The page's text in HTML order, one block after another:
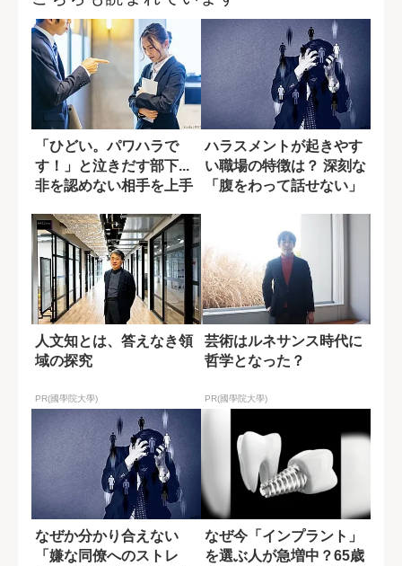
「ひどい。パワハラで
す！」と泣きだす部下...
非を認めない相手を上手
ハラスメントが起きやす
い職場の特徴は？ 深刻な
「腹をわって話せない」
人文知とは、答えなき領
域の探究
PR(國學院大學)
芸術はルネサンス時代に
哲学となった？
PR(國學院大學)
なぜか分かり合えない
「嫌な同僚へのストレ
なぜ今「インプラント」
を選ぶ人が急増中？65歳